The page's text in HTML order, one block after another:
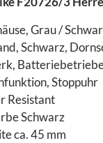
Grau /
Schwarz,
Stoppuhr
Resistant
Schwarz
ca. 45 mm